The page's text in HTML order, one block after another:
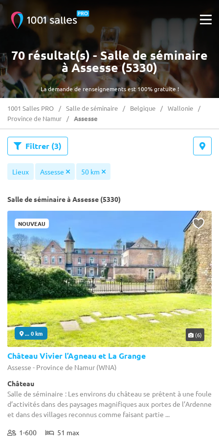
La demande de renseignements est 100% gratuite !
70 résultat(s) - Salle de séminaire
à Assesse (5330)
1001 Salles PRO Salle de séminaire Belgique
Wallonie
Province de Namur
Assesse
Filtrer (3)
Lieux Assesse 50 km
Salle de séminaire à Assesse (5330)
NOUVEAU
... 0 km (6)
Château Vivier l’Agneau et La Grange
Assesse - Province de Namur (WNA)
Château
Salle de séminaire : Les environs du château se prêtent à une foule
d’activités dans des paysages magnifiques aux portes de l’Ardenne
et dans des villages reconnus comme faisant partie ...
1-600 51 max